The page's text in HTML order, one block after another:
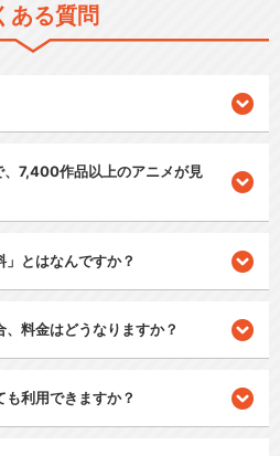
ある質問
7,400作品以上のアニメが見
」とはなんですか？
料金はどうなりますか？
も利用できますか？